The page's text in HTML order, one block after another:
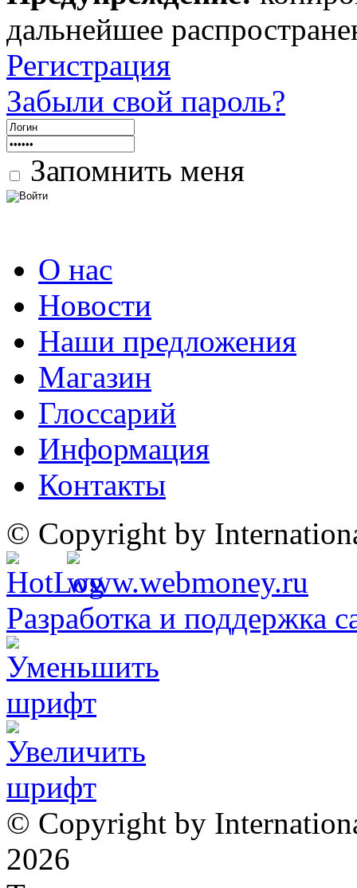
дальнейшее
Регистрация
Забыли свой пароль?
Запомнить меня
О нас
Новости
Наши предложения
Магазин
Глоссарий
Информация
Контакты
© Copyright by
Разработка и поддержка
© Copyright by
2026